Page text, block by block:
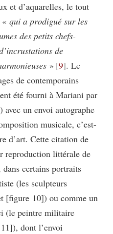
et d’aquarelles, le tout
qui a prodigué sur les
des petits chefs-
de
» 9 . Le
de contemporains
été fourni à Mariani par
avec un envoi autographe
musicale, c’est-
d’art. Cette citation de
reproduction littérale de
certains portraits
(les sculpteurs
[figure 10]) ou comme un
(le peintre militaire
dont l’envoi